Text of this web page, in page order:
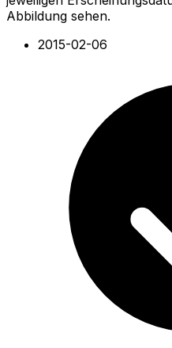
Abbildung sehen.
2015-02-06